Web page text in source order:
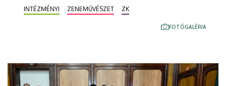
gyakorló énekes színpadi előadóművészet
részismereti képzését folytató, valamint a komplex
énekes előadói gyakorlat második tanévét teljesítő
részletek a Kodály Filharmónia Debrecen, valamint
a MediChoir közreműködésében a Debreceni
INTÉZMÉNYI ZENEMŰVÉSZET ZK
FOTÓGALÉRIA